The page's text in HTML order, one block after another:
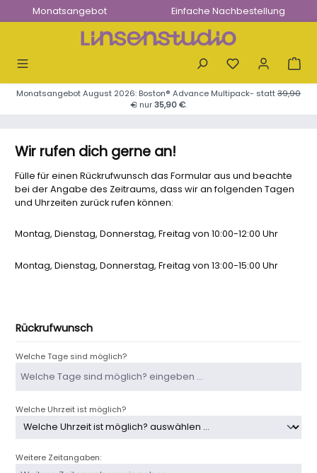
Zum Hauptinhalt springen
Monatsangebot Einfache Nachbestellung
Monatsangebot August 2026: Boston® Advance Multipack- statt39,90
€nur35,90 €.
Wir rufen dich gerne an!
Fülle für einen Rückrufwunsch das Formular aus und beachte
bei der Angabe des Zeitraums, dass wir an folgenden Tagen
und Uhrzeiten zurück rufen können:
Montag, Dienstag, Donnerstag, Freitag von 10:00-12:00 Uhr
Montag, Dienstag, Donnerstag, Freitag von 13:00-15:00 Uhr
Rückrufwunsch
Welche Tage sind möglich?
Welche Uhrzeit ist möglich?
Weitere Zeitangaben: